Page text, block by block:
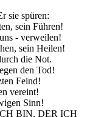
sie spüren:
sein Führen!
- verweilen!
sein Heilen!
die Not.
den Tod!
Feind!
vereint!
Sinn!
BIN, DER ICH